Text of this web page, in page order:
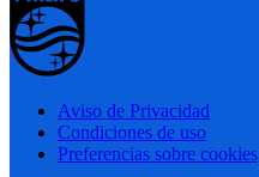
Aviso de Privacidad
Condiciones de uso
Preferencias sobre cookies